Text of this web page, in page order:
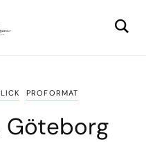
PROFORMAT
Göteborg